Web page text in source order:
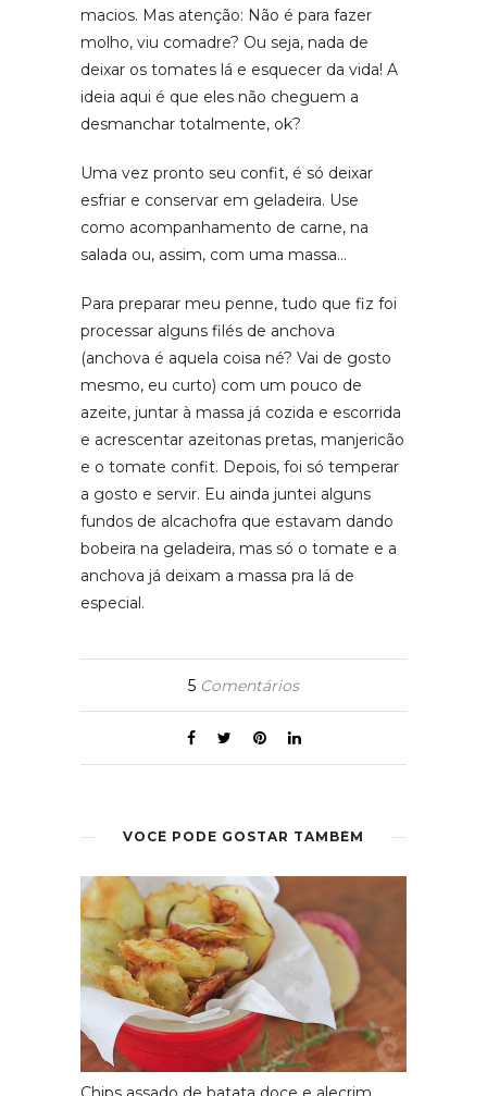
macios. Mas atenção: Não é para fazer
molho, viu comadre? Ou seja, nada de
deixar os tomates lá e esquecer da vida! A
ideia aqui é que eles não cheguem a
desmanchar totalmente, ok?
Uma vez pronto seu confit, é só deixar
esfriar e conservar em geladeira. Use
como acompanhamento de carne, na
salada ou, assim, com uma massa…
Para preparar meu penne, tudo que fiz foi
processar alguns filés de anchova
(anchova é aquela coisa né? Vai de gosto
mesmo, eu curto) com um pouco de
azeite, juntar à massa já cozida e escorrida
e acrescentar azeitonas pretas, manjericão
e o tomate confit. Depois, foi só temperar
a gosto e servir. Eu ainda juntei alguns
fundos de alcachofra que estavam dando
bobeira na geladeira, mas só o tomate e a
anchova já deixam a massa pra lá de
especial.
5 Comentários
VOCÊ PODE GOSTAR TAMBÉM